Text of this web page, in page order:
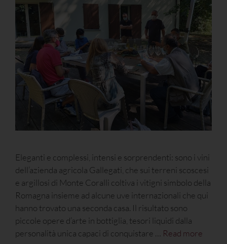
Eleganti e complessi, intensi e sorprendenti: sono i vini
dell’azienda agricola Gallegati, che sui terreni scoscesi
e argillosi di Monte Coralli coltiva i vitigni simbolo della
Romagna insieme ad alcune uve internazionali che qui
hanno trovato una seconda casa. Il risultato sono
piccole opere d’arte in bottiglia, tesori liquidi dalla
personalità unica capaci di conquistare … Read more